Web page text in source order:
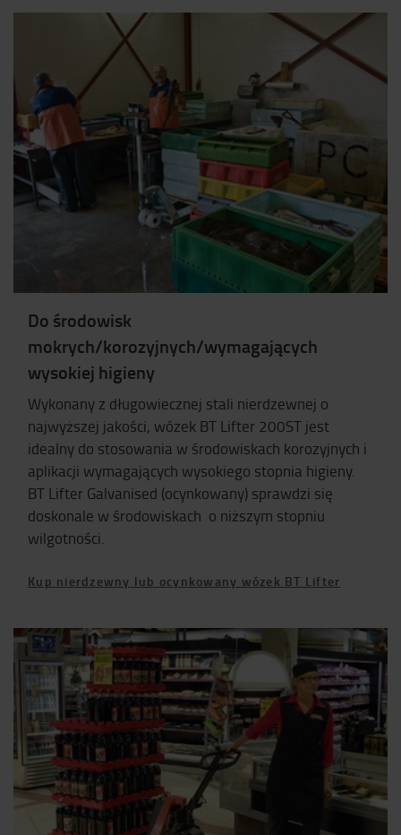
Do środowisk
mokrych/korozyjnych/wymagających
wysokiej higieny
Wykonany z długowiecznej stali nierdzewnej o
najwyższej jakości, wózek BT Lifter 200ST jest
idealny do stosowania w środowiskach korozyjnych i
aplikacji wymagających wysokiego stopnia higieny.
BT Lifter Galvanised (ocynkowany) sprawdzi się
doskonale w środowiskach o niższym stopniu
wilgotności.
Kup nierdzewny lub ocynkowany wózek BT Lifter